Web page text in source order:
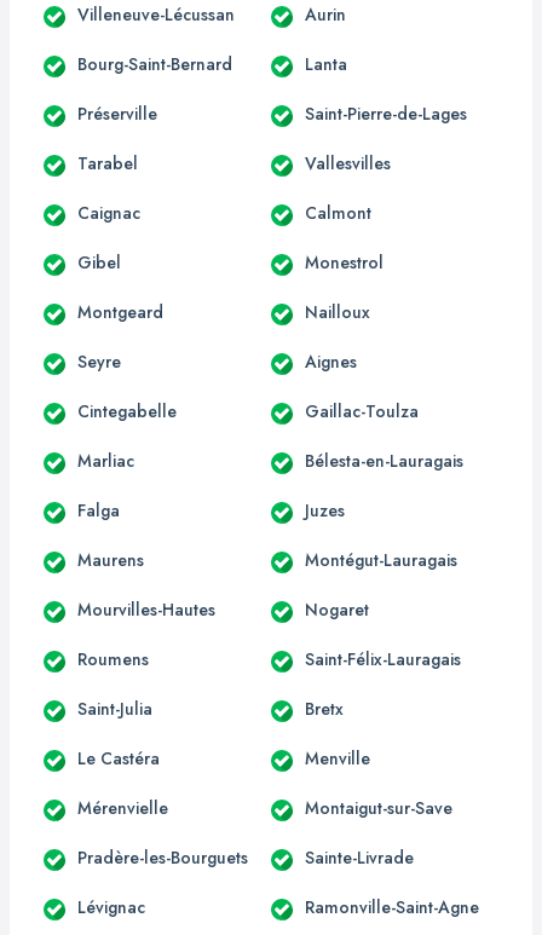
Villeneuve-Lécussan Aurin
Bourg-Saint-Bernard Lanta
Préserville Saint-Pierre-de-Lages
Tarabel Vallesvilles
Caignac Calmont
Gibel Monestrol
Montgeard Nailloux
Seyre Aignes
Cintegabelle Gaillac-Toulza
Marliac Bélesta-en-Lauragais
Falga Juzes
Maurens Montégut-Lauragais
Mourvilles-Hautes Nogaret
Roumens Saint-Félix-Lauragais
Saint-Julia Bretx
Le Castéra Menville
Mérenvielle Montaigut-sur-Save
Pradère-les-Bourguets Sainte-Livrade
Lévignac Ramonville-Saint-Agne